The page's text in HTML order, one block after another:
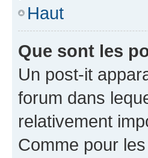
Haut
Que sont les
Un post-it
forum dans
relativement
Comme pour